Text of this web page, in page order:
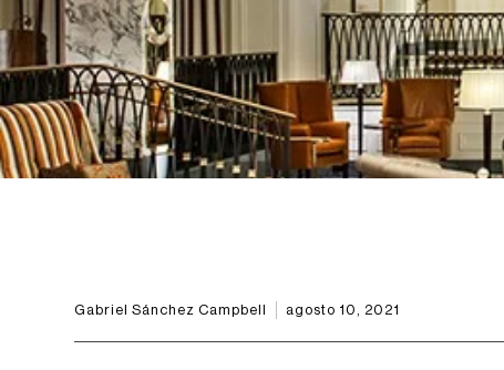
Gabriel Sánchez Campbell agosto 10, 2021